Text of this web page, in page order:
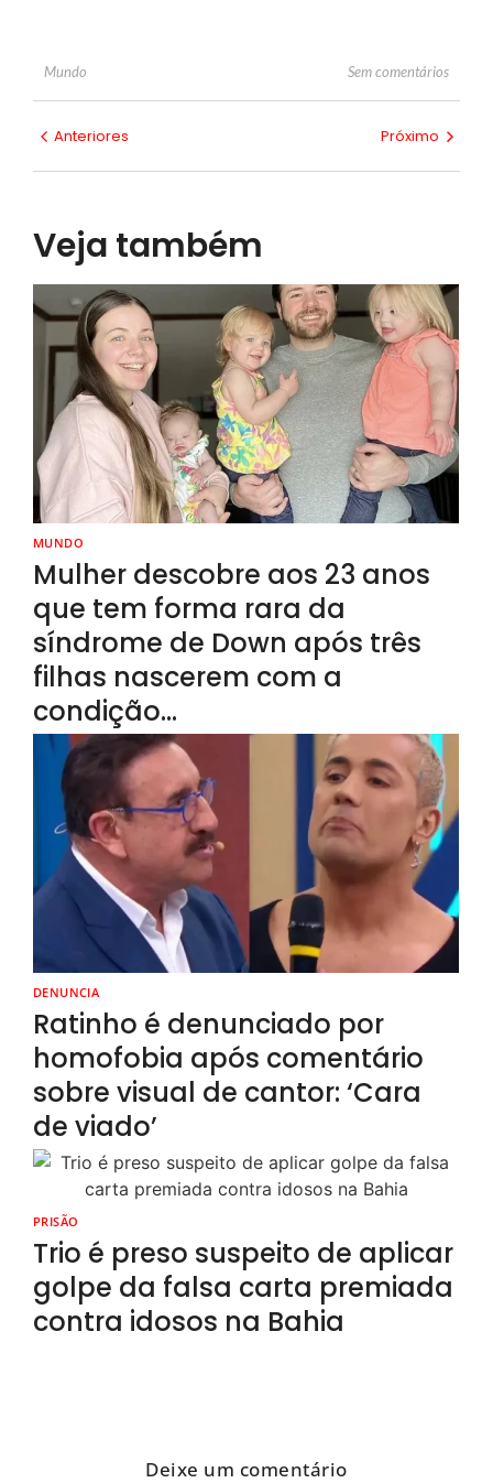
Mundo Sem comentários
Anteriores Próximo
Veja também
MUNDO
Mulher descobre aos 23 anos
que tem forma rara da
síndrome de Down após três
filhas nascerem com a
condição…
DENUNCIA
Ratinho é denunciado por
homofobia após comentário
sobre visual de cantor: ‘Cara
de viado’
PRISÃO
Trio é preso suspeito de aplicar
golpe da falsa carta premiada
contra idosos na Bahia
Deixe um comentário